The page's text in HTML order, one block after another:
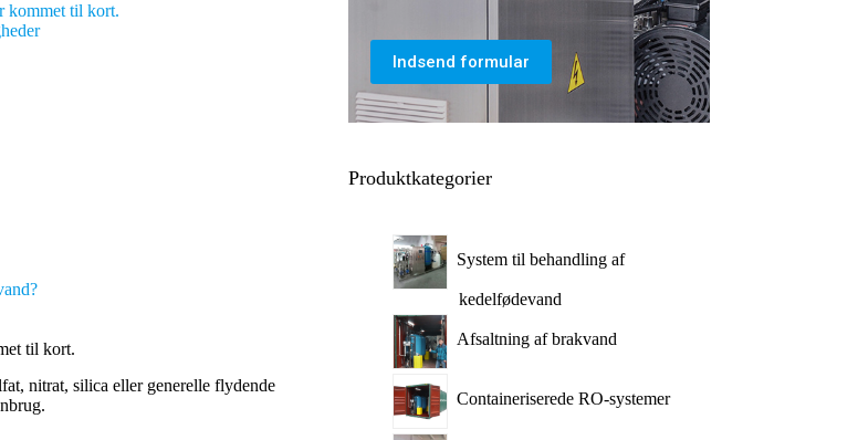
kommet til kort.
til kort.
nitrat, silica eller generelle flydende
Indsend formular
Produktkategorier
System til behandling af
kedelfødevand
Afsaltning af brakvand
Containeriserede RO-systemer